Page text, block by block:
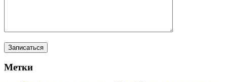
Метки